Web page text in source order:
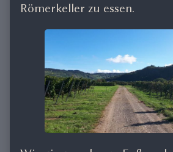
Römerkeller zu essen.